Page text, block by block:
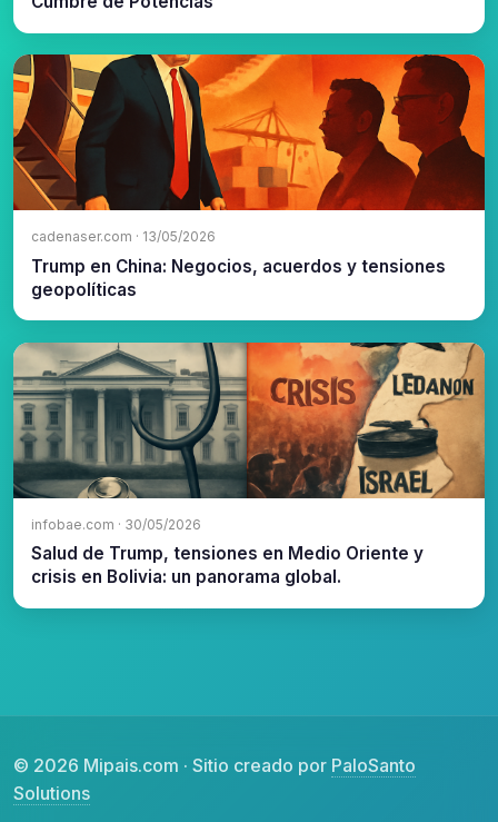
cadenaser.com · 13/05/2026
Trump en China: Negocios, acuerdos y tensiones
geopolíticas
infobae.com · 30/05/2026
Salud de Trump, tensiones en Medio Oriente y
crisis en Bolivia: un panorama global.
© 2026 Mipais.com · Sitio creado por PaloSanto
Solutions